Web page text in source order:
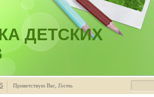
ДЕТСКИХ
Приветствую Вас Гость